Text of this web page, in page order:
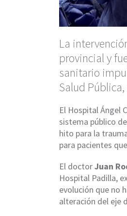
La
provincial y
sanitario
Salud
El Hospital Ángel
sistema público
hito para la
para pacientes
El doctorJuan
Hospital Padilla,
evolución que no
alteración del eje